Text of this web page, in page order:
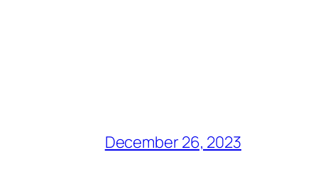
December 26, 2023